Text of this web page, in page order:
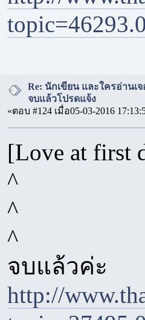
Re: นักเขียน และใครอ่านเ
จบแล้วโปรดแจ้ง
«ตอบ #124 เมื่อ05-03-2016
[Love at first
^
^
^
จบแล้วค่ะ
http://